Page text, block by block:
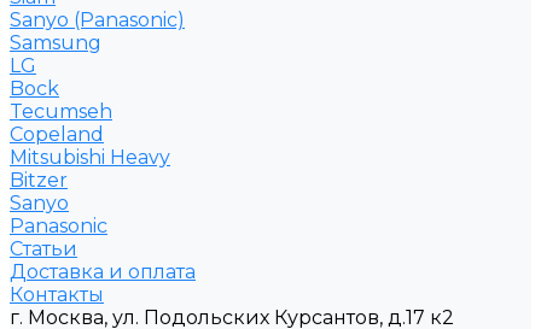
Sanyo (Panasonic)
Samsung
LG
Bock
Tecumseh
Copeland
Mitsubishi Heavy
Bitzer
Sanyo
Рanasonic
Статьи
Доставка и оплата
Контакты
г. Москва, ул. Подольских Курсантов, д.17 к2